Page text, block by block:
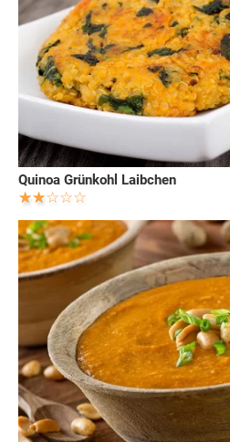
Quinoa Grünkohl Laibchen